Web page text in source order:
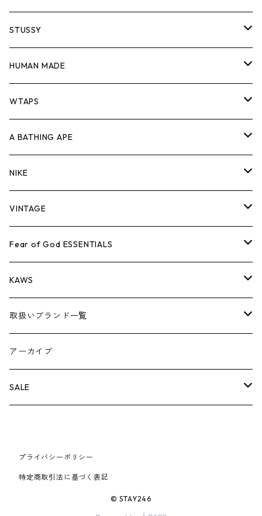
シャツ
ジャケット
パンツ
キャップ・ハット
バッグ
シューズ
小物
コラボレーション
×THE NORTH FACE
×COMME des GARCONS
×Burberry
シーズンアイテム
26SS
25FW
24SS
BOX LOGOアイテム
パーカー/クルーネック
スウェット/ニット
シャツ
ジャケット
パンツ
キャップ・ハット
バッグ
シューズ
小物
ロンTEE
スウェット/ニット
シャツ
ジャケット
パンツ
キャップ・ハット
バッグ
シューズ
小物
Tシャツ
ロンTEE
スウェット/ニット
シャツ
ジャケット
パンツ
キャップ・ハット
バッグ
シューズ
小物
STUSSY
Tシャツ
ロンTEE
スウェット/ニット
シャツ
ジャケット
パンツ
キャップ・ハット
バッグ
シューズ
小物
HUMAN MADE
Tシャツ
ロンT
スウェット/ニット
シャツ
ジャケット
パンツ
キャップ
バッグ
小物
WTAPS
Tシャツ
ロンTEE
スウェット/ニット
シャツ
ジャケット
パンツ
キャップ・ハット
バッグ
小物
A BATHING APE
Tシャツ
ロンTEE
スウェット/ニット
シャツ
ジャケット
パンツ
キャップ・ハット
シューズ
NIKE
シューズ
AIR JORDAN 1
AIR JORDAN 3
AIR MAX
アパレル・小物
VINTAGE
Tシャツ
ロンTEE
スウェット/ニット
ジャケット
パンツ
Fear of God ESSENTIALS
Tシャツ
ロンTEE
スウェット/ニット
シャツ
パンツ
KAWS
アパレル
小物
取扱いブランド一覧
A
A BATHING APE
B
Bass Pro Shops
COOTIE PRODUCTIONS
アーカイブ
SALE
ジャケット
At Last ＆ Co
プライバシーポリシー
特定商取引法に基づく表記
© STAY246